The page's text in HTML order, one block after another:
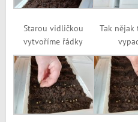
Starou vidličkou
vytvoříme řádky
Tak nějak